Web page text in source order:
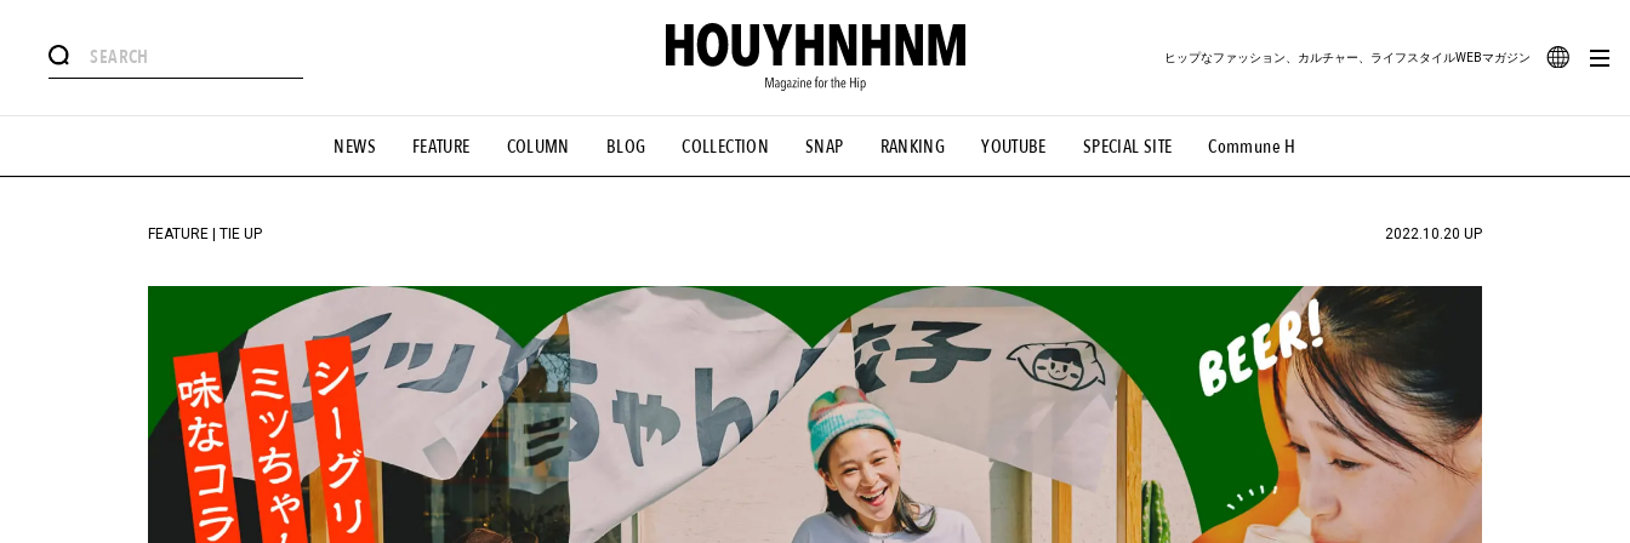
NEWS FEATURE COLUMN BLOG COLLECTION SNAP RANKING YOUTUBE SPECIAL SITE Commune H
ヒップなファッション、カルチャー、ライフスタイルWEBマガジン
#憧れの逸品 #ESSENTIAL DESIGNS #古着サミット #NEW VINTAGE #マイナーグッド図鑑 #路地裏てぃーん。 #MONTHLY JOURNAL
#GH 銘品の所以 #フイナムのYouTube #Commune H #FOCUS IT #AH.H #ととけん #FASHION #MUSIC #MOVIE #LIFESTYLE #SNEAKER #OUTDOOR
#HANDSOME HANDBOOK
FEATURE | TIE UP 2022.10.20 UP